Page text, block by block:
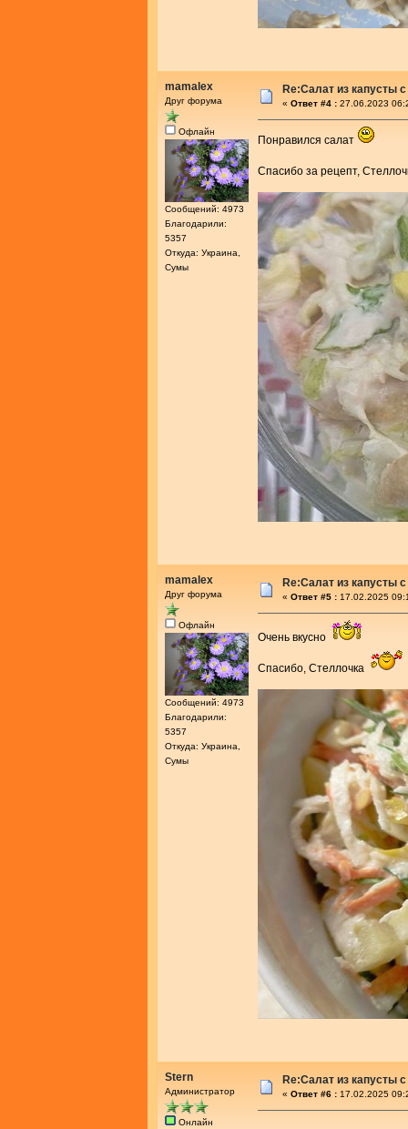
mamalex
Друг форума
Офлайн
Сообщений: 4973
Благодарили:
5357
Откуда: Украина,
Сумы
Re:Салат из капусты
« Ответ #4 : 27.06.2023
Понравился салат
Спасибо за рецепт,
mamalex
Друг форума
Офлайн
Сообщений: 4973
Благодарили:
5357
Откуда: Украина,
Сумы
Re:Салат из капусты
« Ответ #5 : 17.02.2025
Очень вкусно
Спасибо, Стеллочка
Stern
Администратор
Онлайн
Re:Салат из капусты
« Ответ #6 : 17.02.2025